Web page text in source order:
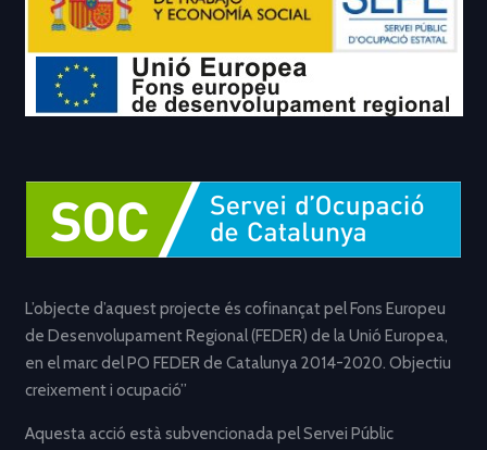
L’objecte d’aquest projecte és cofinançat pel Fons Europeu
de Desenvolupament Regional (FEDER) de la Unió Europea,
en el marc del PO FEDER de Catalunya 2014-2020. Objectiu
creixement i ocupació”
Aquesta acció està subvencionada pel Servei Públic